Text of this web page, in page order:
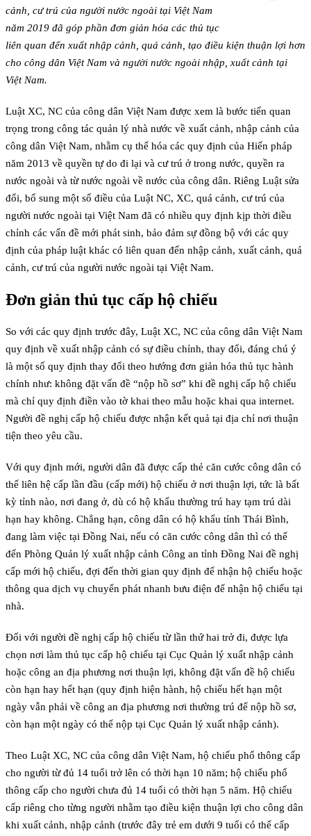
cảnh, cư trú của người nước ngoài tại Việt Nam
năm 2019 đã góp phần đơn giản hóa các thủ tục
liên quan đến xuất nhập cảnh, quá cảnh, tạo điều kiện thuận lợi hơn
cho công dân Việt Nam và người nước ngoài nhập, xuất cảnh tại
Việt Nam.
Luật XC, NC của công dân Việt Nam được xem là bước tiến quan
trọng trong công tác quản lý nhà nước về xuất cảnh, nhập cảnh của
công dân Việt Nam, nhằm cụ thể hóa các quy định của Hiến pháp
năm 2013 về quyền tự do đi lại và cư trú ở trong nước, quyền ra
nước ngoài và từ nước ngoài về nước của công dân. Riêng Luật sửa
đổi, bổ sung một số điều của Luật NC, XC, quá cảnh, cư trú của
người nước ngoài tại Việt Nam đã có nhiều quy định kịp thời điều
chỉnh các vấn đề mới phát sinh, bảo đảm sự đồng bộ với các quy
định của pháp luật khác có liên quan đến nhập cảnh, xuất cảnh, quá
cảnh, cư trú của người nước ngoài tại Việt Nam.
Đơn giản thủ tục cấp hộ chiếu
So với các quy định trước đây, Luật XC, NC của công dân Việt Nam
quy định về xuất nhập cảnh có sự điều chỉnh, thay đổi, đáng chú ý
là một số quy định thay đổi theo hướng đơn giản hóa thủ tục hành
chính như: không đặt vấn đề “nộp hồ sơ” khi đề nghị cấp hộ chiếu
mà chỉ quy định điền vào tờ khai theo mẫu hoặc khai qua internet.
Người đề nghị cấp hộ chiếu được nhận kết quả tại địa chỉ nơi thuận
tiện theo yêu cầu.
Với quy định mới, người dân đã được cấp thẻ căn cước công dân có
thể liên hệ cấp lần đầu (cấp mới) hộ chiếu ở nơi thuận lợi, tức là bất
kỳ tỉnh nào, nơi đang ở, dù có hộ khẩu thường trú hay tạm trú dài
hạn hay không. Chẳng hạn, công dân có hộ khẩu tỉnh Thái Bình,
đang làm việc tại Đồng Nai, nếu có căn cước công dân thì có thể
đến Phòng Quản lý xuất nhập cảnh Công an tỉnh Đồng Nai đề nghị
cấp mới hộ chiếu, đợi đến thời gian quy định để nhận hộ chiếu hoặc
thông qua dịch vụ chuyển phát nhanh bưu điện để nhận hộ chiếu tại
nhà.
Đối với người đề nghị cấp hộ chiếu từ lần thứ hai trở đi, được lựa
chọn nơi làm thủ tục cấp hộ chiếu tại Cục Quản lý xuất nhập cảnh
hoặc công an địa phương nơi thuận lợi, không đặt vấn đề hộ chiếu
còn hạn hay hết hạn (quy định hiện hành, hộ chiếu hết hạn một
ngày vẫn phải về công an địa phương nơi thường trú để nộp hồ sơ,
còn hạn một ngày có thể nộp tại Cục Quản lý xuất nhập cảnh).
Theo Luật XC, NC của công dân Việt Nam, hộ chiếu phổ thông cấp
cho người từ đủ 14 tuổi trở lên có thời hạn 10 năm; hộ chiếu phổ
thông cấp cho người chưa đủ 14 tuổi có thời hạn 5 năm. Hộ chiếu
cấp riêng cho từng người nhằm tạo điều kiện thuận lợi cho công dân
khi xuất cảnh, nhập cảnh (trước đây trẻ em dưới 9 tuổi có thể cấp